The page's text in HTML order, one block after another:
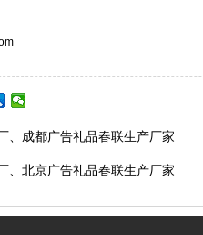
、成都广告礼品春联生产厂家
、北京广告礼品春联生产厂家